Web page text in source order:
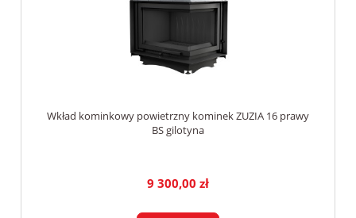
Wkład kominkowy powietrzny kominek ZUZIA 16 prawy
BS gilotyna
9 300,00 zł